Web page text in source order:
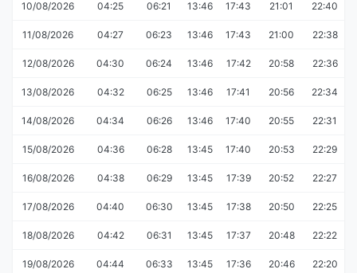
10/08/2026 04:25 06:21 13:46 17:43 21:01 22:40
11/08/2026 04:27 06:23 13:46 17:43 21:00 22:38
12/08/2026 04:30 06:24 13:46 17:42 20:58 22:36
13/08/2026 04:32 06:25 13:46 17:41 20:56 22:34
14/08/2026 04:34 06:26 13:46 17:40 20:55 22:31
15/08/2026 04:36 06:28 13:45 17:40 20:53 22:29
16/08/2026 04:38 06:29 13:45 17:39 20:52 22:27
17/08/2026 04:40 06:30 13:45 17:38 20:50 22:25
18/08/2026 04:42 06:31 13:45 17:37 20:48 22:22
19/08/2026 04:44 06:33 13:45 17:36 20:46 22:20